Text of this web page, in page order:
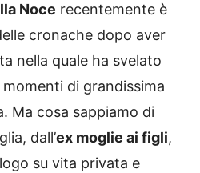
Noce recentemente è
cronache dopo aver
nella quale ha svelato
di grandissima
Ma cosa sappiamo di
dall’ex moglie ai figli,
su vita privata e